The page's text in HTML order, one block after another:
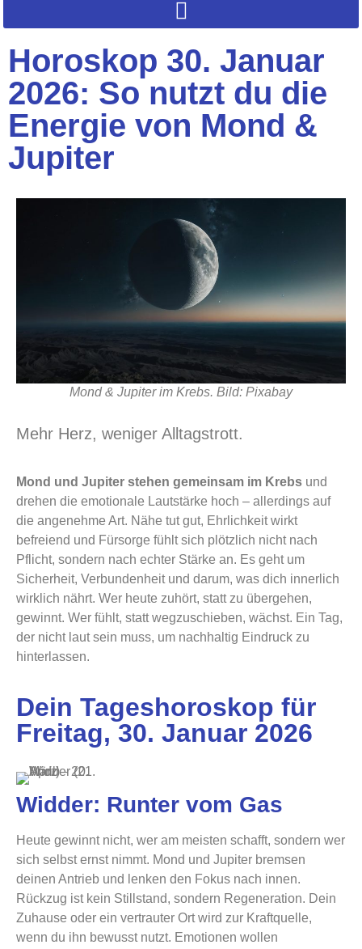
Horoskop 30. Januar
2026: So nutzt du die
Energie von Mond &
Jupiter
Mond & Jupiter im Krebs. Bild: Pixabay
Mehr Herz, weniger Alltagstrott.
Mond und Jupiter stehen gemeinsam im Krebs und
drehen die emotionale Lautstärke hoch – allerdings auf
die angenehme Art. Nähe tut gut, Ehrlichkeit wirkt
befreiend und Fürsorge fühlt sich plötzlich nicht nach
Pflicht, sondern nach echter Stärke an. Es geht um
Sicherheit, Verbundenheit und darum, was dich innerlich
wirklich nährt. Wer heute zuhört, statt zu übergehen,
gewinnt. Wer fühlt, statt wegzuschieben, wächst. Ein Tag,
der nicht laut sein muss, um nachhaltig Eindruck zu
hinterlassen.
Dein Tageshoroskop für
Freitag, 30. Januar 2026
Widder: Runter vom Gas
Heute gewinnt nicht, wer am meisten schafft, sondern wer
sich selbst ernst nimmt. Mond und Jupiter bremsen
deinen Antrieb und lenken den Fokus nach innen.
Rückzug ist kein Stillstand, sondern Regeneration. Dein
Zuhause oder ein vertrauter Ort wird zur Kraftquelle,
wenn du ihn bewusst nutzt. Emotionen wollen